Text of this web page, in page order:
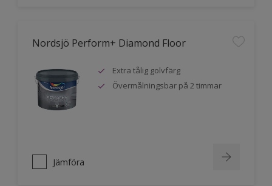
Nordsjö Perform+ Diamond Floor
Extra tålig golvfärg
Övermålningsbar på 2 timmar
Jämföra